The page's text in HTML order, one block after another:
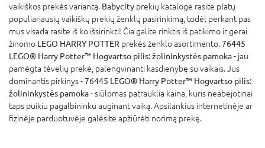
vaikiškos prekės variantą. Babycity prekių kataloge rasite platų
populiariausių vaikiškų prekių ženklų pasirinkimą, todėl perkant pas
mus visada rasite iš ko išsirinkti! Čia galite rinktis iš patikimo ir gerai
žinomo LEGO HARRY POTTER prekės ženklo asortimento.76445
LEGO® Harry Potter™ Hogvartso pilis: žolininkystės pamoka- jau
pamėgta tėvelių prekė, palengvinanti kasdienybę su vaikais. Jus
dominantis pirkinys -76445 LEGO® Harry Potter™ Hogvartso pilis:
žolininkystės pamoka- siūlomas patrauklia kaina, kuris neabejotinai
taps puikiu pagalbininku auginant vaiką. Apsilankius internetinėje ar
fizinėje parduotuvėje galėsite apžiūrėti norimą prekę.